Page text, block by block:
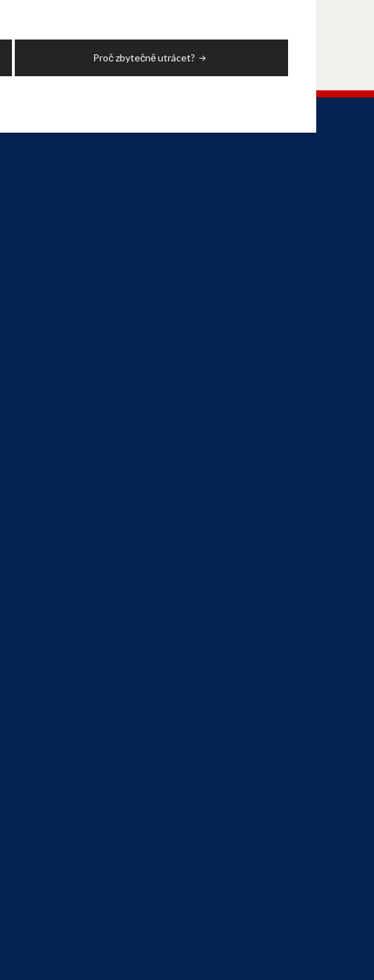
Proč zbytečně utrácet?